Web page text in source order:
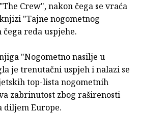
Crew", nakon čega se vraća
"Tajne nogometnog
reda uspjehe.
"Nogometno nasilje u
je trenutačni uspjeh i nalazi se
top-lista nogometnih
zabrinutost zbog raširenosti
diljem Europe.